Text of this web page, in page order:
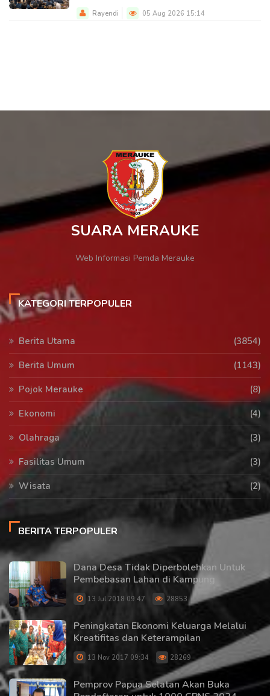
Rayendi 05 Aug 2026 15:14
SUARA MERAUKE
Web Informasi Pemda Merauke
KATEGORI TERPOPULER
Berita Utama
(3854)
Berita Umum
(1143)
Pojok Merauke
(8)
Ekonomi
(4)
Olahraga
(3)
Fasilitas Umum
(3)
Wisata
(2)
BERITA TERPOPULER
Dana Desa Tidak Diperbolehkan Untuk
Pembebasan Lahan di Kampung
13 Jul 2018 09:47 28853
Peningkatan Ekonomi Keluarga Melalui
Kreatifitas dan Keterampilan
13 Nov 2017 09:34 28269
Pemprov Papua Selatan Akan Buka